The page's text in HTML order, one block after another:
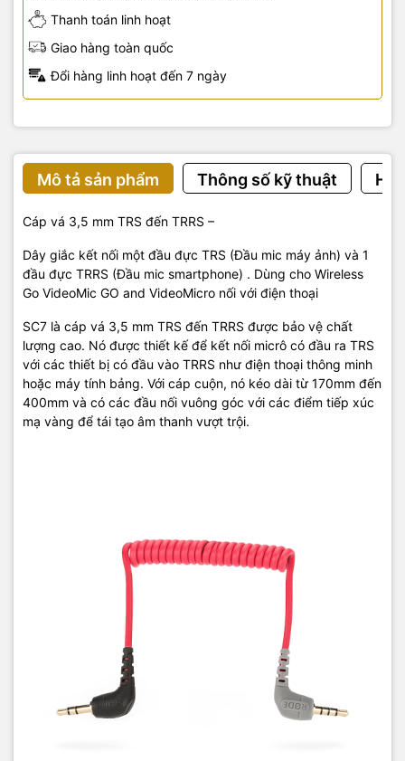
Thanh toán linh hoạt
Giao hàng toàn quốc
Đổi hàng linh hoạt đến 7 ngày
Mô tả sản phẩm Thông số kỹ thuật
Cáp vá 3,5 mm TRS đến TRRS –
Dây giắc kết nối một đầu đực TRS (Đầu mic máy ảnh) và 1
đầu đực TRRS (Đầu mic smartphone) . Dùng cho Wireless
Go VideoMic GO and VideoMicro nối với điện thoại
SC7 là cáp vá 3,5 mm TRS đến TRRS được bảo vệ chất
lượng cao. Nó được thiết kế để kết nối micrô có đầu ra TRS
với các thiết bị có đầu vào TRRS như điện thoại thông minh
hoặc máy tính bảng. Với cáp cuộn, nó kéo dài từ 170mm đến
400mm và có các đầu nối vuông góc với các điểm tiếp xúc
mạ vàng để tái tạo âm thanh vượt trội.